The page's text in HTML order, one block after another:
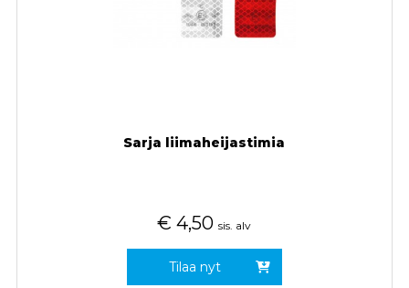
Sarja liimaheijastimia
€ 4,50 sis. alv
Tilaa nyt